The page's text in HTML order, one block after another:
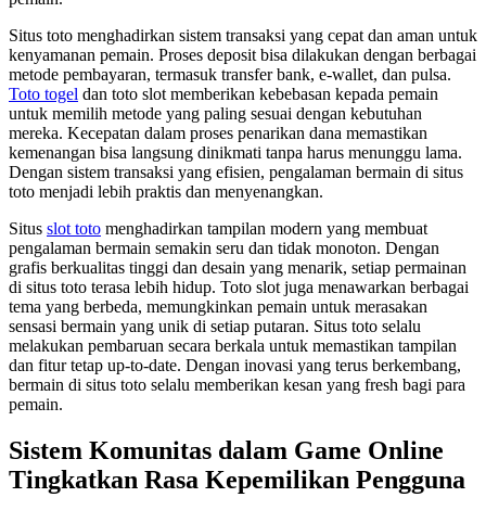
Situs toto menghadirkan sistem transaksi yang cepat dan aman untuk
kenyamanan pemain. Proses deposit bisa dilakukan dengan berbagai
metode pembayaran, termasuk transfer bank, e-wallet, dan pulsa.
Toto togel dan toto slot memberikan kebebasan kepada pemain
untuk memilih metode yang paling sesuai dengan kebutuhan
mereka. Kecepatan dalam proses penarikan dana memastikan
kemenangan bisa langsung dinikmati tanpa harus menunggu lama.
Dengan sistem transaksi yang efisien, pengalaman bermain di situs
toto menjadi lebih praktis dan menyenangkan.
Situs slot toto menghadirkan tampilan modern yang membuat
pengalaman bermain semakin seru dan tidak monoton. Dengan
grafis berkualitas tinggi dan desain yang menarik, setiap permainan
di situs toto terasa lebih hidup. Toto slot juga menawarkan berbagai
tema yang berbeda, memungkinkan pemain untuk merasakan
sensasi bermain yang unik di setiap putaran. Situs toto selalu
melakukan pembaruan secara berkala untuk memastikan tampilan
dan fitur tetap up-to-date. Dengan inovasi yang terus berkembang,
bermain di situs toto selalu memberikan kesan yang fresh bagi para
pemain.
Sistem Komunitas dalam Game Online
Tingkatkan Rasa Kepemilikan Pengguna